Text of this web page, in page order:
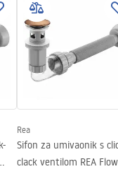
Rea
Sifon za umivaonik s
clack ventilom REA Flow